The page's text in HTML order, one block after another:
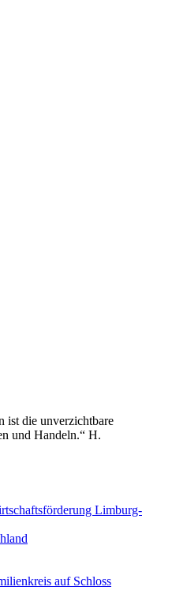
ist die unverzichtbare
und Handeln.“ H.
Limburg-
auf Schloss